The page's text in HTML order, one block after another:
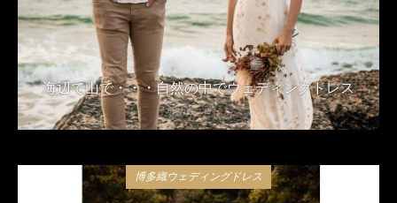
海辺で山で・・・自然の中でウェディングドレス
2020年2月13日
博多織ウェディングドレス